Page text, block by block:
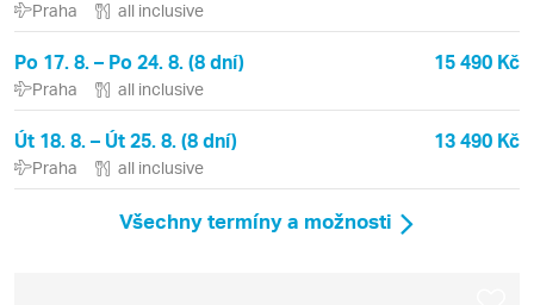
Praha all inclusive
Po 17. 8. – Po 24. 8. (8 dní) 15 490 Kč
Praha all inclusive
Út 18. 8. – Út 25. 8. (8 dní) 13 490 Kč
Praha all inclusive
Všechny termíny a možnosti